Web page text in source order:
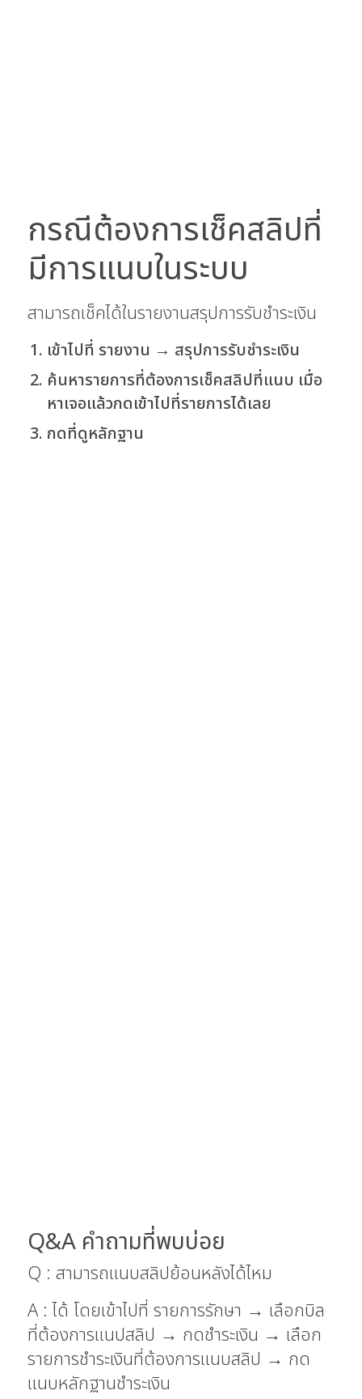
กรณีต้องการเช็คสลิปที่
มีการแนบในระบบ
สามารถเช็คได้ในรายงานสรุปการรับชำระเงิน
เข้าไปที่ รายงาน → สรุปการรับชำระเงิน
ค้นหารายการที่ต้องการเช็คสลิปที่แนบ เมื่อ
หาเจอแล้วกดเข้าไปที่รายการได้เลย
กดที่ดูหลักฐาน
Q&A คำถามที่พบบ่อย
Q : สามารถแนบสลิปย้อนหลังได้ไหม
A : ได้ โดยเข้าไปที่ รายการรักษา → เลือกบิล
ที่ต้องการแนปสลิป → กดชำระเงิน → เลือก
รายการชำระเงินที่ต้องการแนบสลิป → กด
แนบหลักฐานชำระเงิน